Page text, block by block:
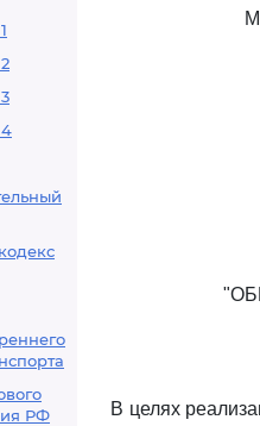
РФ
В целях